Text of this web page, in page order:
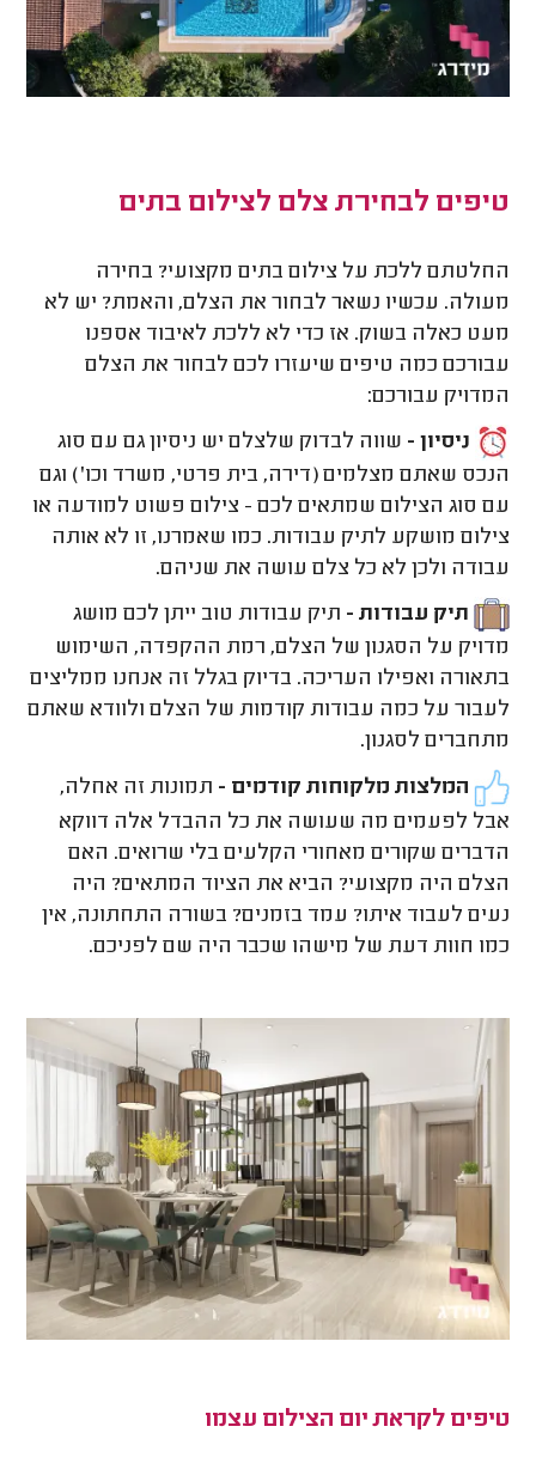
טיפים לבחירת צלם לצילום בתים
החלטתם ללכת על צילום בתים מקצועי? בחירה
מעולה. עכשיו נשאר לבחור את הצלם, והאמת? יש לא
מעט כאלה בשוק. אז כדי לא ללכת לאיבוד אספנו
עבורכם כמה טיפים שיעזרו לכם לבחור את הצלם
המדויק עבורכם:
ניסיון - שווה לבדוק שלצלם יש ניסיון גם עם סוג
הנכס שאתם מצלמים (דירה, בית פרטי, משרד וכו') וגם
עם סוג הצילום שמתאים לכם - צילום פשוט למודעה או
צילום מושקע לתיק עבודות. כמו שאמרנו, זו לא אותה
עבודה ולכן לא כל צלם עושה את שניהם.
תיק עבודות - תיק עבודות טוב ייתן לכם מושג
מדויק על הסגנון של הצלם, רמת ההקפדה, השימוש
בתאורה ואפילו העריכה. בדיוק בגלל זה אנחנו ממליצים
לעבור על כמה עבודות קודמות של הצלם ולוודא שאתם
מתחברים לסגנון.
המלצות מלקוחות קודמים - תמונות זה אחלה,
אבל לפעמים מה שעושה את כל ההבדל אלה דווקא
הדברים שקורים מאחורי הקלעים בלי שרואים. האם
הצלם היה מקצועי? הביא את הציוד המתאים? היה
נעים לעבוד איתו? עמד בזמנים? בשורה התחתונה, אין
כמו חוות דעת של מישהו שכבר היה שם לפניכם.
טיפים לקראת יום הצילום עצמו